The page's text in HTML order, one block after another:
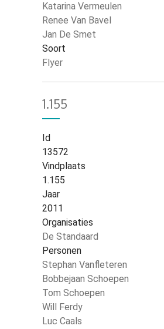
Katarina Vermeulen
Renee Van Bavel
Jan De Smet
Soort
Flyer
1.155
Id
13572
Vindplaats
1.155
Jaar
2011
Organisaties
De Standaard
Personen
Stephan Vanfleteren
Bobbejaan Schoepen
Tom Schoepen
Will Ferdy
Luc Caals